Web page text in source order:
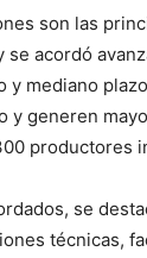
son las
se acordó
y mediano
y generen
productores
se
técnicas,